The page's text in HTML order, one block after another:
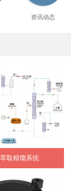
资讯动态
取精馏系统